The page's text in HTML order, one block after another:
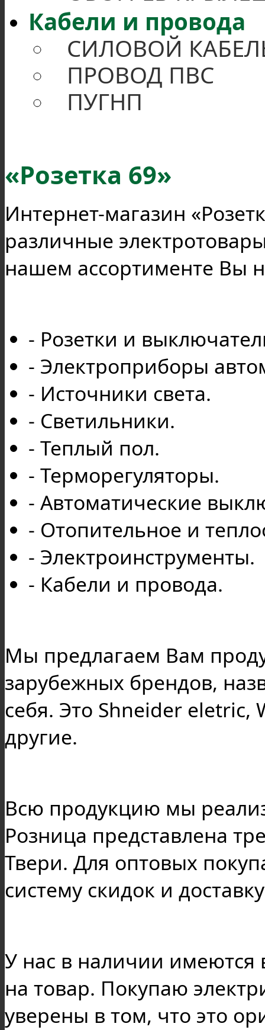
Кабели и провода
СИЛОВОЙ
ПРОВОД ПВС
ПУГНП
«Розетка 69»
Интернет-магазин
различные
нашем ассортименте Вы
- Розетки и
- Электроприборы
- Источники света.
- Светильники.
- Теплый пол.
- Терморегуляторы.
- Автоматические
- Отопительное и
- Электроинструменты.
- Кабели и провода.
Мы предлагаем Вам
зарубежных брендов,
себя. Это Shneider eletric,
другие.
Всю продукцию мы
Розница представлена
Твери. Для оптовых
систему скидок и
У нас в наличии имеются
на товар. Покупаю
уверены в том, что это